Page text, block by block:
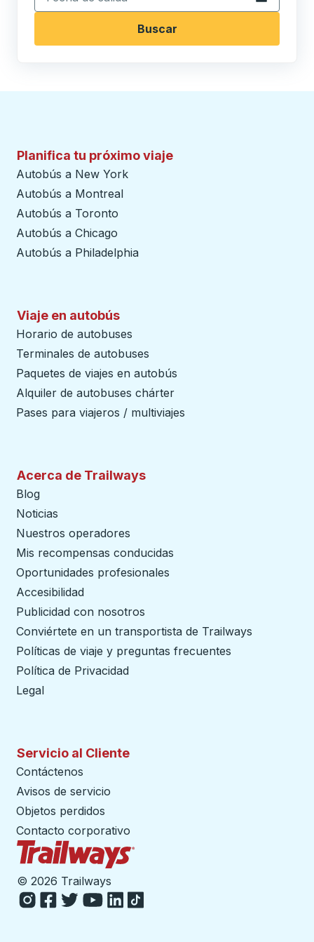
Buscar
Planifica tu próximo viaje
Autobús a New York
Autobús a Montreal
Autobús a Toronto
Autobús a Chicago
Autobús a Philadelphia
Viaje en autobús
Horario de autobuses
Terminales de autobuses
Paquetes de viajes en autobús
Alquiler de autobuses chárter
Pases para viajeros / multiviajes
Acerca de Trailways
Blog
Noticias
Nuestros operadores
Mis recompensas conducidas
Oportunidades profesionales
Accesibilidad
Publicidad con nosotros
Conviértete en un transportista de Trailways
Políticas de viaje y preguntas frecuentes
Política de Privacidad
Legal
Servicio al Cliente
Contáctenos
Avisos de servicio
Objetos perdidos
Contacto corporativo
© 2026 Trailways